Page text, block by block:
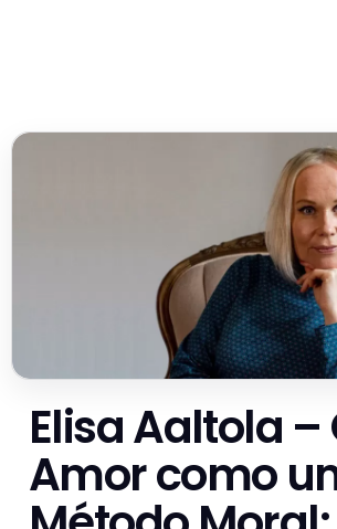
Elisa Aaltola –
Amor como